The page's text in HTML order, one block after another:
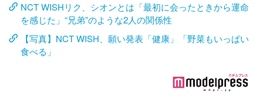
NCT WISHリク、シオンとは「最初に会ったときから運命
を感じた」“兄弟”のような2人の関係性
【写真】NCT WISH、願い発表「健康」「野菜もいっぱい
食べる」